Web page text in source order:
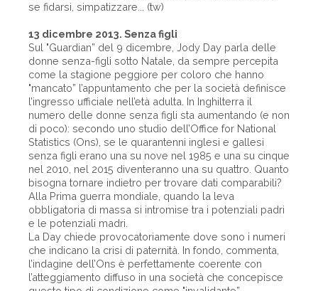
se fidarsi, simpatizzare... (tw)
13 dicembre 2013. Senza figli
Sul "Guardian” del 9 dicembre, Jody Day parla delle
donne senza-figli sotto Natale, da sempre percepita
come la stagione peggiore per coloro che hanno
"mancato” l’appuntamento che per la società definisce
l’ingresso ufficiale nell’età adulta. In Inghilterra il
numero delle donne senza figli sta aumentando (e non
di poco): secondo uno studio dell’Office for National
Statistics (Ons), se le quarantenni inglesi e gallesi
senza figli erano una su nove nel 1985 e una su cinque
nel 2010, nel 2015 diventeranno una su quattro. Quanto
bisogna tornare indietro per trovare dati comparabili?
Alla Prima guerra mondiale, quando la leva
obbligatoria di massa si intromise tra i potenziali padri
e le potenziali madri.
La Day chiede provocatoriamente dove sono i numeri
che indicano la crisi di paternità. In fondo, commenta,
l’indagine dell’Ons è perfettamente coerente con
l’atteggiamento diffuso in una società che concepisce